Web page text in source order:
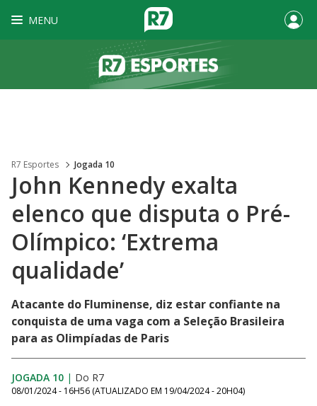
MENU
R7 Esportes Jogada 10
John Kennedy exalta
elenco que disputa o Pré-
Olímpico: ‘Extrema
qualidade’
Atacante do Fluminense, diz estar confiante na
conquista de uma vaga com a Seleção Brasileira
para as Olimpíadas de Paris
JOGADA 10 | Do R7
08/01/2024 - 16H56 (ATUALIZADO EM 19/04/2024 - 20H04)